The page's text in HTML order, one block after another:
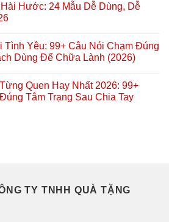
Hước: 24 Mẫu Dễ Dùng, Dễ
Tình Yêu: 99+ Câu Nói Chạm Đúng
Dùng Để Chữa Lành (2026)
Quen Hay Nhất 2026: 99+
Tâm Trạng Sau Chia Tay
TY TNHH QUÀ TẶNG